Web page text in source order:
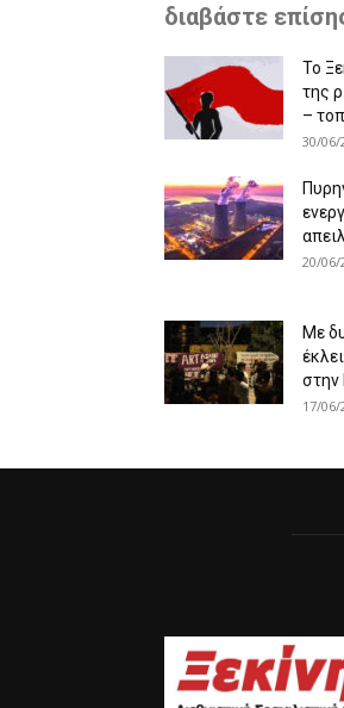
διαβάστε
Το
της
–
30/06/
20/06/
Με
στην
17/06/